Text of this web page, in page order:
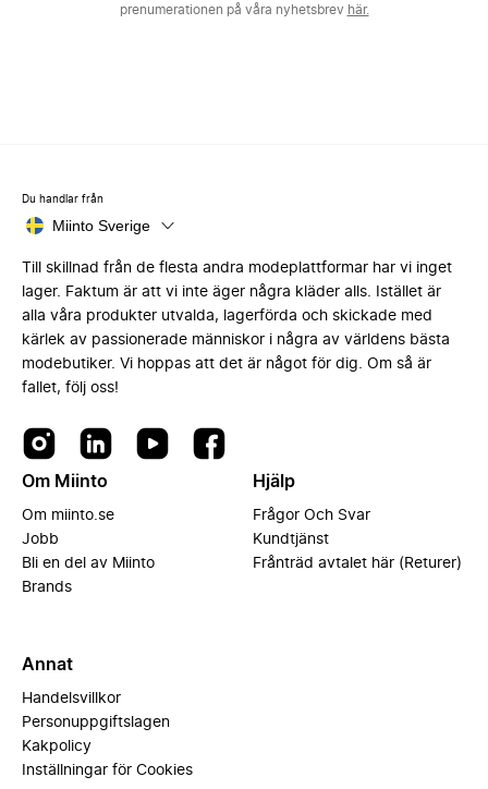
prenumerationen på våra nyhetsbrev här.
Du handlar från
Miinto Sverige
Till skillnad från de flesta andra modeplattformar har vi inget
lager. Faktum är att vi inte äger några kläder alls. Istället är
alla våra produkter utvalda, lagerförda och skickade med
kärlek av passionerade människor i några av världens bästa
modebutiker. Vi hoppas att det är något för dig. Om så är
fallet, följ oss!
Om Miinto
Om miinto.se
Jobb
Bli en del av Miinto
Brands
Hjälp
Frågor Och Svar
Kundtjänst
Frånträd avtalet här (Returer)
Annat
Handelsvillkor
Personuppgiftslagen
Kakpolicy
Inställningar för Cookies